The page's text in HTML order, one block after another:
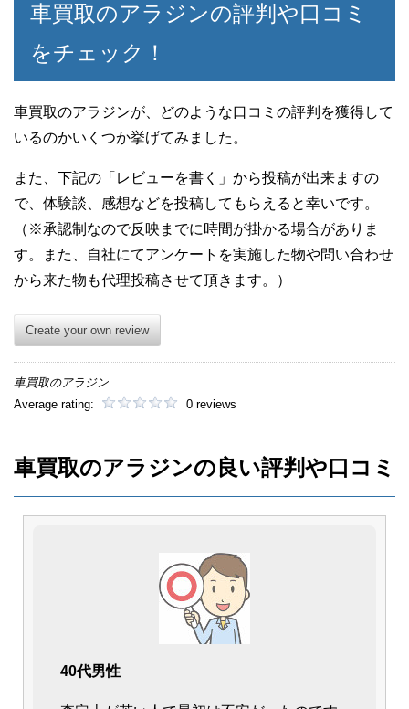
車買取のアラジンの評判や口コミ
をチェック！
車買取のアラジンが、どのような口コミの評判を獲得して
いるのかいくつか挙げてみました。
また、下記の「レビューを書く」から投稿が出来ますの
で、体験談、感想などを投稿してもらえると幸いです。
（※承認制なので反映までに時間が掛かる場合がありま
す。また、自社にてアンケートを実施した物や問い合わせ
から来た物も代理投稿させて頂きます。）
Create your own review
車買取のアラジン
Average rating:
0 reviews
車買取のアラジンの良い評判や口コミ
40代男性